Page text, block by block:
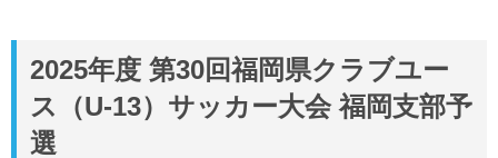
2025年度 第30回福岡県クラブユー
ス（U-13）サッカー大会 福岡支部予
選